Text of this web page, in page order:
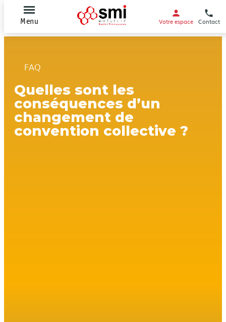
Menu Contact
Votre espace
FAQ
Quelles sont les
conséquences d’un
changement de
convention collective ?